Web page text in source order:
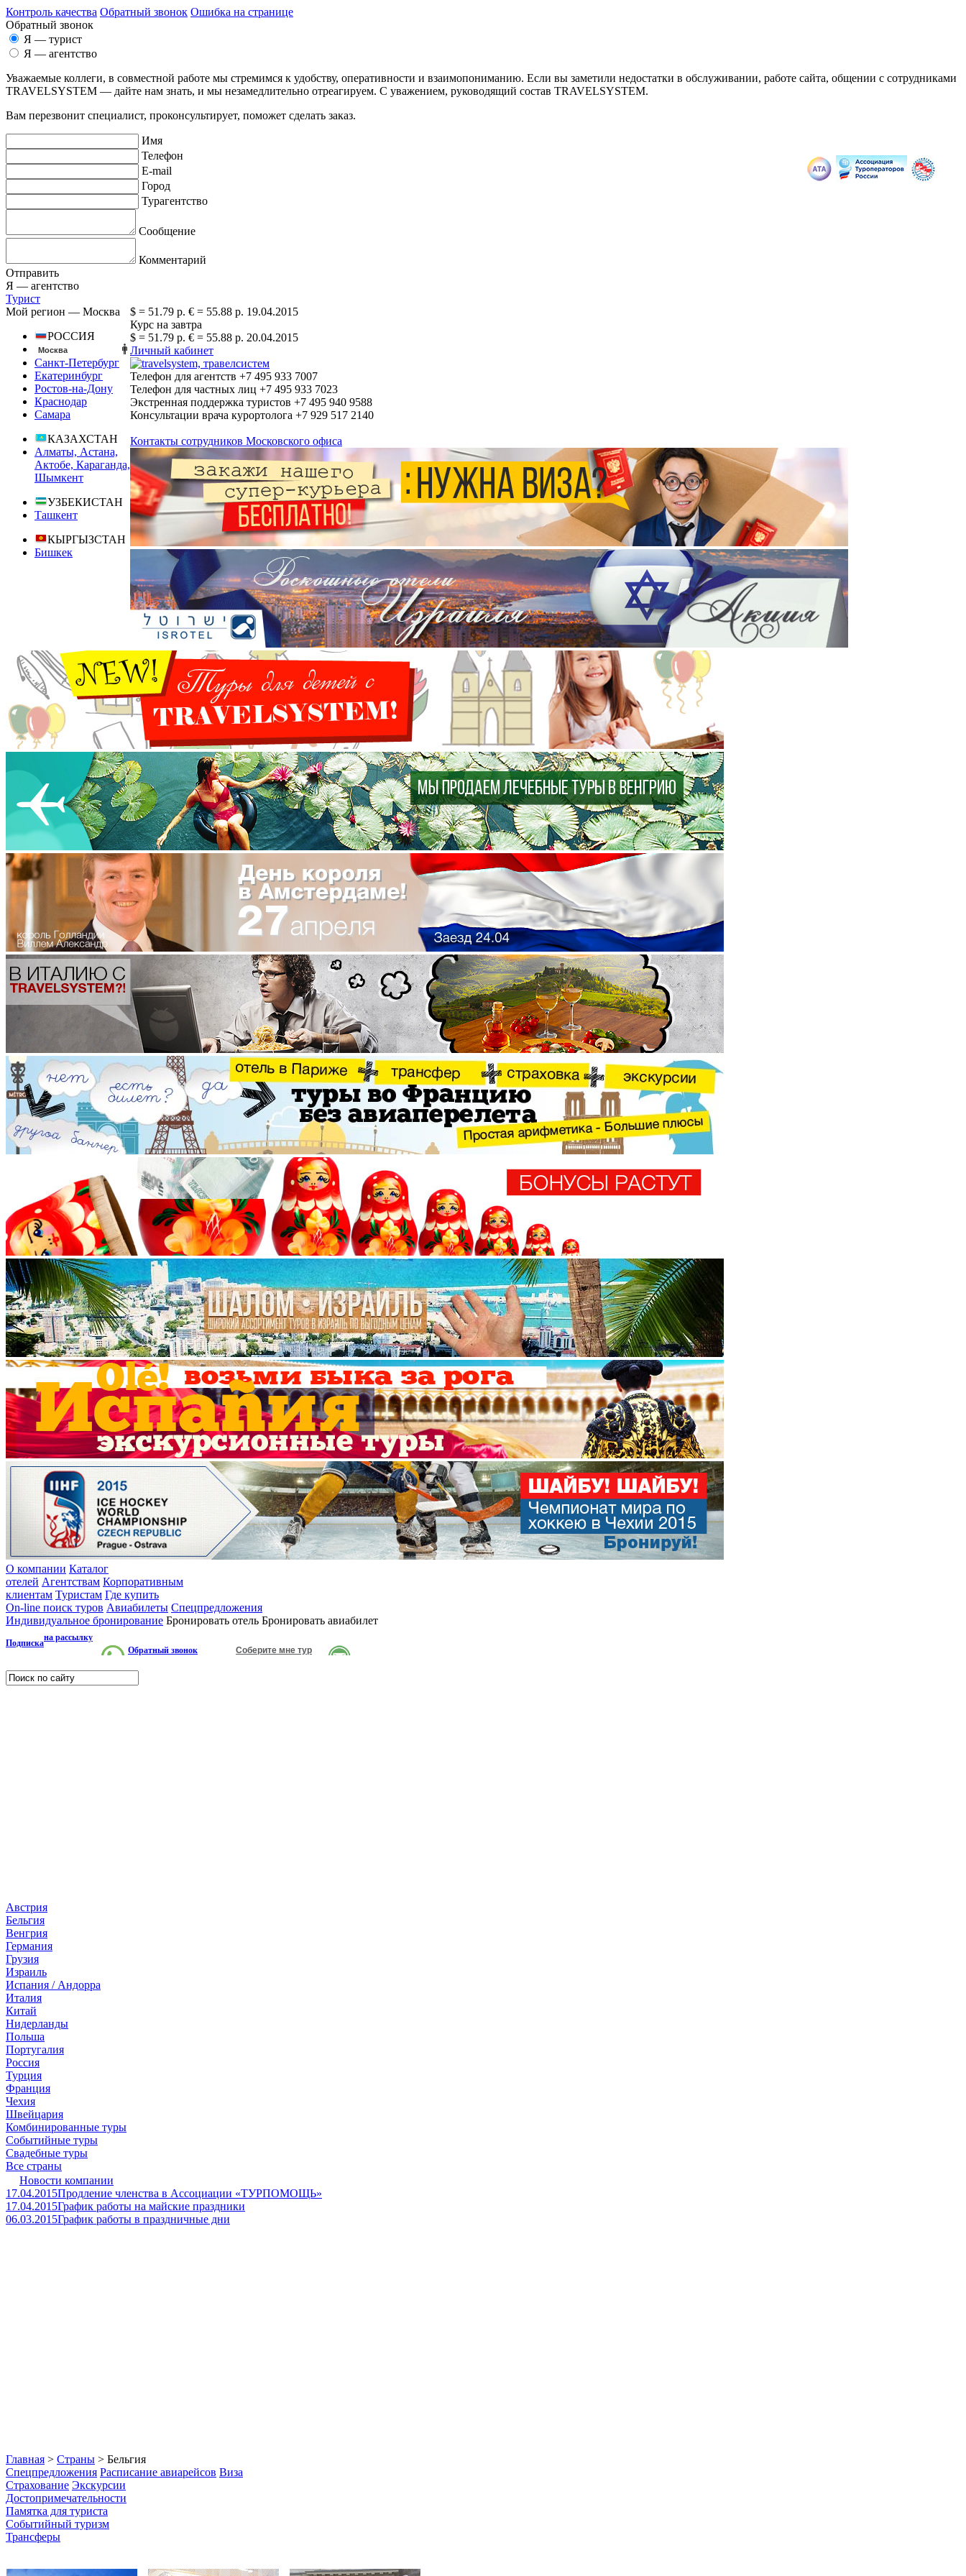
Контроль качества Обратный звонок Ошибка на странице
Обратный звонок
Я — турист
Я — агентство
Уважаемые коллеги, в совместной работе мы стремимся к удобству, оперативности и взаимопониманию. Если вы заметили недостатки в обслуживании, работе сайта, общении с сотрудниками
TRAVELSYSTEM — дайте нам знать, и мы незамедлительно отреагируем. С уважением, руководящий состав TRAVELSYSTEM.
Вам перезвонит специалист, проконсультирует, поможет сделать заказ.
Имя
Телефон
E-mail
Город
Турагентство
Сообщение
Комментарий
Отправить
Я — агентство
Турист
Мой регион — Москва
РОССИЯ
Москва
Санкт-Петербург
Екатеринбург
Ростов-на-Дону
Краснодар
Самара
КАЗАХСТАН
Алматы, Астана,
Актобе, Караганда,
Шымкент
УЗБЕКИСТАН
Ташкент
КЫРГЫЗСТАН
Бишкек
$ = 51.79 р. € = 55.88 р. 19.04.2015
Курс на завтра
$ = 51.79 р. € = 55.88 р. 20.04.2015
Личный кабинет
Телефон для агентств +7 495 933 7007
Телефон для частных лиц +7 495 933 7023
Экстренная поддержка туристов +7 495 940 9588
Консультации врача курортолога +7 929 517 2140
Контакты сотрудников Московского офиса
О компании Каталог
отелей Агентствам Корпоративным
клиентам Туристам Где купить
On-line поиск туров Авиабилеты Спецпредложения
Индивидуальное бронирование Бронировать отель Бронировать авиабилет
Обратный звонок Соберите мне тур
Подписка
на рассылку
Австрия
Бельгия
Венгрия
Германия
Грузия
Израиль
Испания / Андорра
Италия
Китай
Нидерланды
Польша
Португалия
Россия
Турция
Франция
Чехия
Швейцария
Комбинированные туры
Событийные туры
Свадебные туры
Все страны
Новости компании
17.04.2015Продление членства в Ассоциации «ТУРПОМОЩЬ»
17.04.2015График работы на майские праздники
06.03.2015График работы в праздничные дни
Главная > Страны > Бельгия
Спецпредложения Расписание авиарейсов Виза
Страхование Экскурсии
Достопримечательности
Памятка для туриста
Событийный туризм
Трансферы